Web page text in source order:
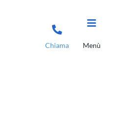
Chiama Menù